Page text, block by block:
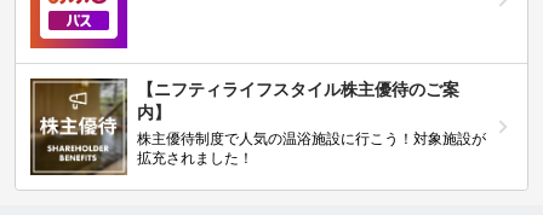
【ニフティライフスタイル株主優待のご案
内】
株主優待制度で人気の温浴施設に行こう！対象施設が
拡充されました！